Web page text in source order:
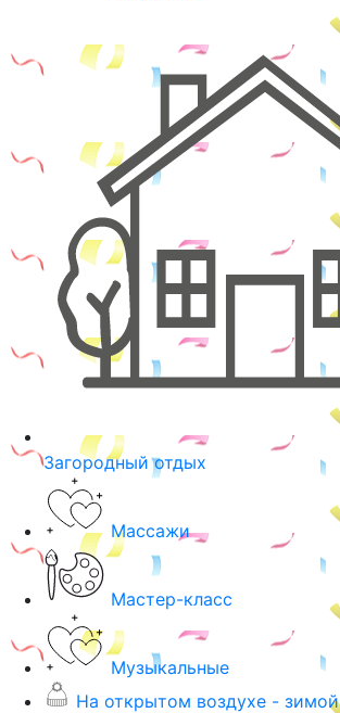
Загородный отдых
Массажи
Мастер-класс
Музыкальные
На открытом воздухе - зимой